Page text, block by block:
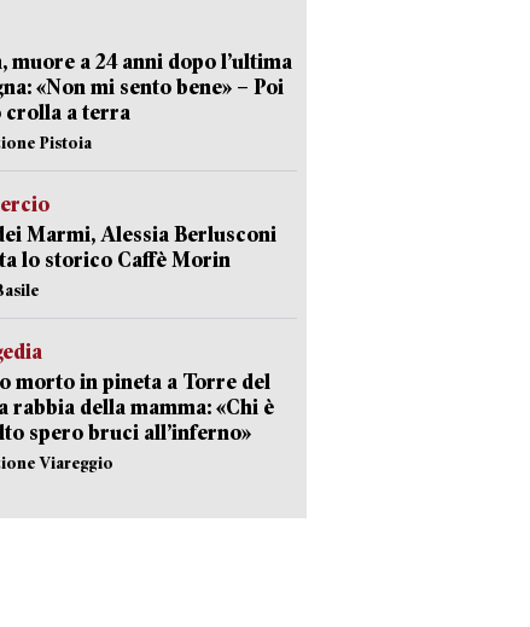
muore a 24 anni dopo l’ultima
«Non mi sento bene» – Poi
crolla a terra
Pistoia
Marmi, Alessia Berlusconi
lo storico Caffè Morin
morto in pineta a Torre del
rabbia della mamma: «Chi è
spero bruci all’inferno»
Viareggio